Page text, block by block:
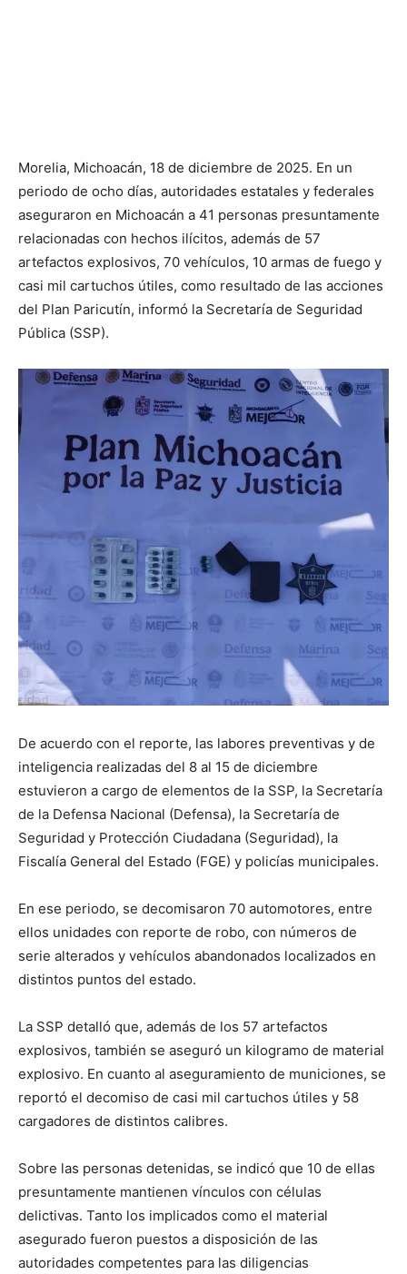
Morelia, Michoacán, 18 de diciembre de 2025. En un
periodo de ocho días, autoridades estatales y federales
aseguraron en Michoacán a 41 personas presuntamente
relacionadas con hechos ilícitos, además de 57
artefactos explosivos, 70 vehículos, 10 armas de fuego y
casi mil cartuchos útiles, como resultado de las acciones
del Plan Paricutín, informó la Secretaría de Seguridad
Pública (SSP).
De acuerdo con el reporte, las labores preventivas y de
inteligencia realizadas del 8 al 15 de diciembre
estuvieron a cargo de elementos de la SSP, la Secretaría
de la Defensa Nacional (Defensa), la Secretaría de
Seguridad y Protección Ciudadana (Seguridad), la
Fiscalía General del Estado (FGE) y policías municipales.
En ese periodo, se decomisaron 70 automotores, entre
ellos unidades con reporte de robo, con números de
serie alterados y vehículos abandonados localizados en
distintos puntos del estado.
La SSP detalló que, además de los 57 artefactos
explosivos, también se aseguró un kilogramo de material
explosivo. En cuanto al aseguramiento de municiones, se
reportó el decomiso de casi mil cartuchos útiles y 58
cargadores de distintos calibres.
Sobre las personas detenidas, se indicó que 10 de ellas
presuntamente mantienen vínculos con células
delictivas. Tanto los implicados como el material
asegurado fueron puestos a disposición de las
autoridades competentes para las diligencias